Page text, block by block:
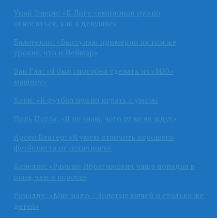
Унай Эмери: «К Лиге чемпионов нужно
относиться, как к девушке»
Балотелли: «Выступаю примерно на том же
уровне, что и Неймар»
Ван Гал: «Я был способен сделать из «МЮ»
машину»
Хави: «В футбол нужно играть с умом»
Поль Погба: «Я не знаю, чего от меня ждут»
Арсен Венгер: «Я умею отличить хорошего
футболиста от отличного»
Капелло: «Раньше Ибрагимович чаще попадал в
окна, чем в ворота»
Роналду: «Мне надо 7 Золотых мячей и столько же
детей»